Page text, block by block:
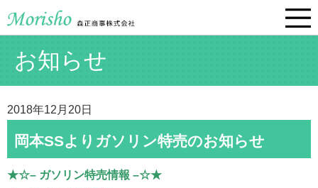
お知らせ
2018年12月20日
岡本SSよりガソリン特売のお知らせ
★☆– ガソリン特売情報 –☆★